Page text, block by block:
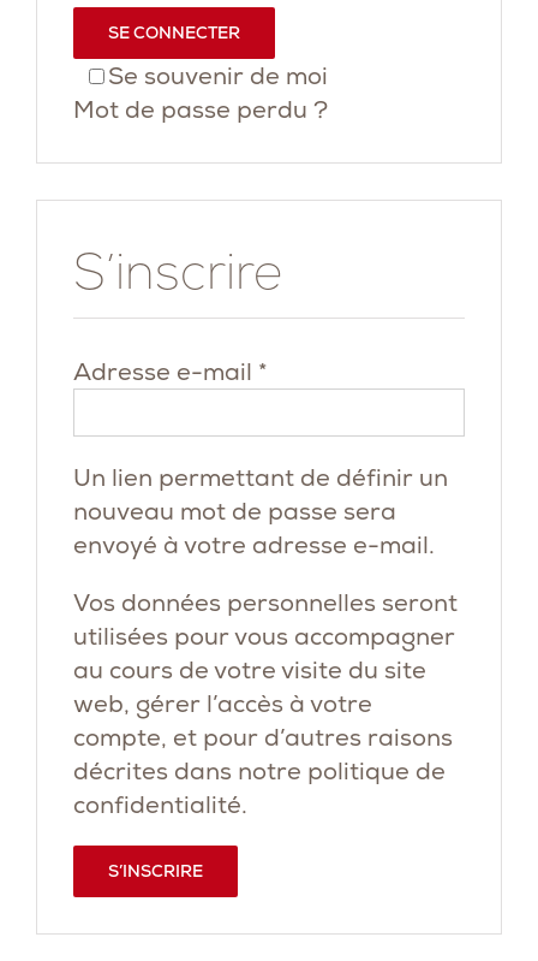
Se souvenir de moi
SE CONNECTER
Mot de passe perdu ?
S’inscrire
Adresse e-mail *
Un lien permettant de définir un
nouveau mot de passe sera
envoyé à votre adresse e-mail.
Vos données personnelles seront
utilisées pour vous accompagner
au cours de votre visite du site
web, gérer l’accès à votre
compte, et pour d’autres raisons
décrites dans notre politique de
confidentialité.
S’INSCRIRE